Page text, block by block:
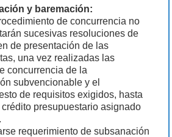
y baremación:
de concurrencia no
sucesivas resoluciones de
de presentación de las
una vez realizadas las
concurrencia de la
subvencionable y el
de requisitos exigidos, hasta
presupuestario asignado
requerimiento de subsanación